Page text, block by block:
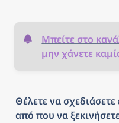
Μπείτε στο
μην χάνετε
Θέλετε να σχεδιάσετε
από που να